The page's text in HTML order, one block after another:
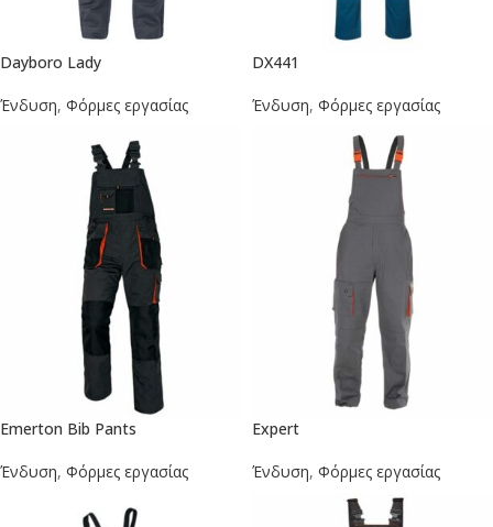
Dayboro Lady
Ένδυση, Φόρμες εργασίας
DX441
Ένδυση, Φόρμες εργασίας
Emerton Bib Pants
Ένδυση, Φόρμες εργασίας
Expert
Ένδυση, Φόρμες εργασίας